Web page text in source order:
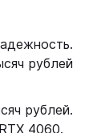
рублей
рублей.
4060.